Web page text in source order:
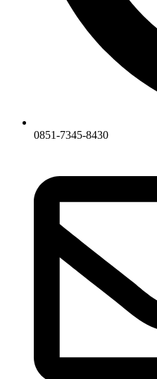
0851-7345-8430